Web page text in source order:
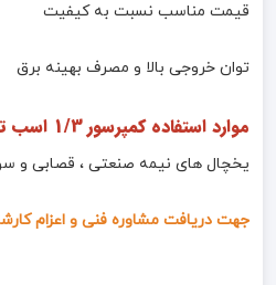
قیمت مناسب نسبت به کیفیت
توان خروجی بالا و مصرف بهینه برق
موارد استفاده کمپرسور 1/3 اسب تکامسه مدل AKA9428EXD مبرد R22
یخچال های نیمه صنعتی ، قصابی و
جهت دریافت مشاوره فنی و اعزام